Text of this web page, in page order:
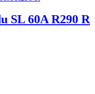
SL 60A R290 R